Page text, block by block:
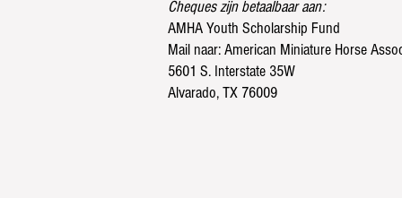
Cheques zijn betaalbaar aan:
AMHA Youth Scholarship Fund
Mail naar: American Miniature Horse
5601 S. Interstate 35W
Alvarado, TX 76009